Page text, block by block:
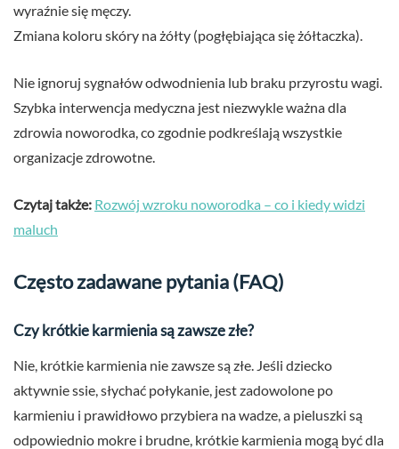
wyraźnie się męczy.
Zmiana koloru skóry na żółty (pogłębiająca się żółtaczka).
Nie ignoruj sygnałów odwodnienia lub braku przyrostu wagi.
Szybka interwencja medyczna jest niezwykle ważna dla
zdrowia noworodka, co zgodnie podkreślają wszystkie
organizacje zdrowotne.
Czytaj także: Rozwój wzroku noworodka – co i kiedy widzi
maluch
Często zadawane pytania (FAQ)
Czy krótkie karmienia są zawsze złe?
Nie, krótkie karmienia nie zawsze są złe. Jeśli dziecko
aktywnie ssie, słychać połykanie, jest zadowolone po
karmieniu i prawidłowo przybiera na wadze, a pieluszki są
odpowiednio mokre i brudne, krótkie karmienia mogą być dla